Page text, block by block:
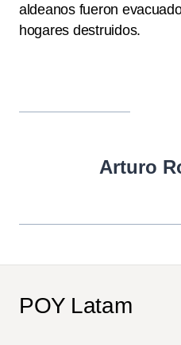
aldeanos fueron
hogares destruidos.
Arturo
POY Latam